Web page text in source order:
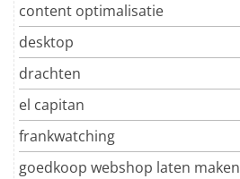
content optimalisatie
desktop
drachten
el capitan
frankwatching
goedkoop webshop laten maken